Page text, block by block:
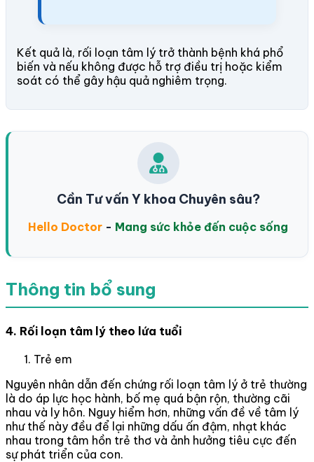
Kết quả là, rối loạn tâm lý trở thành bệnh khá phổ
biến và nếu không được hỗ trợ điều trị hoặc kiểm
soát có thể gây hậu quả nghiêm trọng.
Cần Tư vấn Y khoa Chuyên sâu?
Hello Doctor - Mang sức khỏe đến cuộc sống
Thông tin bổ sung
4. Rối loạn tâm lý theo lứa tuổi
Trẻ em
Nguyên nhân dẫn đến chứng rối loạn tâm lý ở trẻ thường
là do áp lực học hành, bố mẹ quá bận rộn, thường cãi
nhau và ly hôn. Nguy hiểm hơn, những vấn đề về tâm lý
như thế này đều để lại những dấu ấn đậm, nhạt khác
nhau trong tâm hồn trẻ thơ và ảnh hưởng tiêu cực đến
sự phát triển của con.